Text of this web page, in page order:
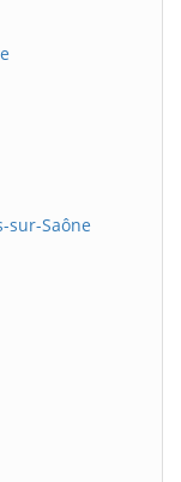
sur-Saône